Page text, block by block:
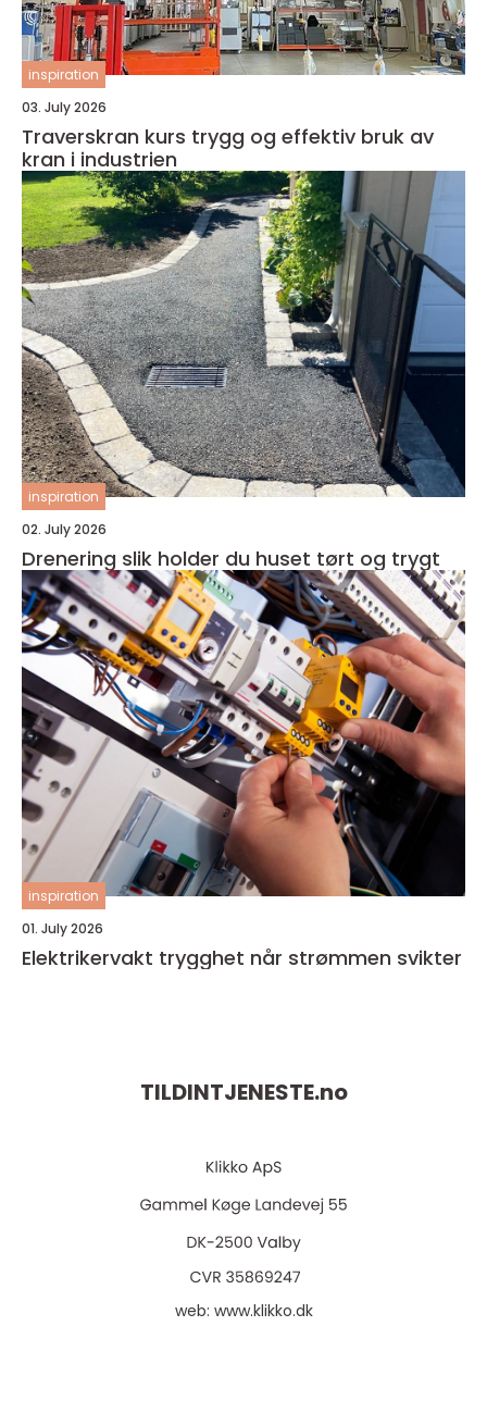
inspiration
03. July 2026
Traverskran kurs trygg og effektiv bruk av
kran i industrien
inspiration
02. July 2026
Drenering slik holder du huset tørt og trygt
inspiration
01. July 2026
Elektrikervakt trygghet når strømmen svikter
TILDINTJENESTE.no
web: www.klikko.dk